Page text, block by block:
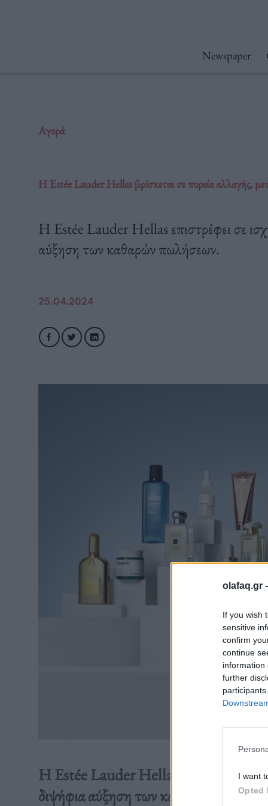
olafaq.gr -
If you wish
sensitive
confirm
continue
information
further
I want
Opted
Newspaper
Αγορά
Η Estée Lauder Hellas βρίσκεται σε πορεία αλλαγής,
Η Estée Lauder Hellas επιστρέφει σε
αύξηση των καθαρών πωλήσεων.
25.04.2024
Η Estée Lauder Hellas επιστρέφει σε
διψήφια αύξηση των καθαρών